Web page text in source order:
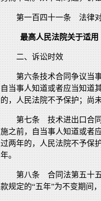
第一百四十一条 法律
最高人民法院关于适
二、诉讼时效
第六条技术合同争议当
自当事人知道或者应当知道
的，人民法院不予保护；尚
第七条 技术进出口合
施之前，自当事人知道或者
过两年的，人民法院不予保
年。
第八条 合同法第五十
款规定的“五年”为不变期间